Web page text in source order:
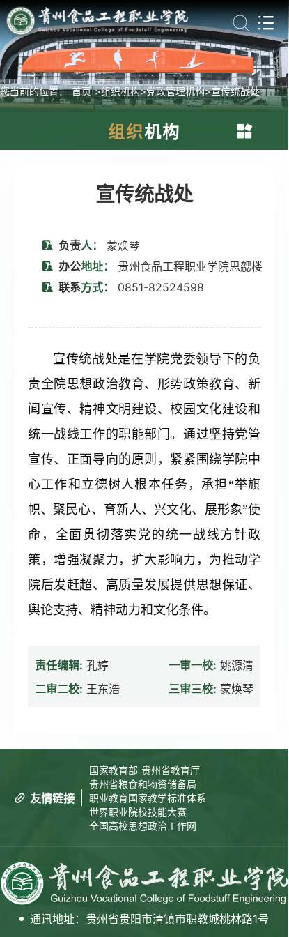
组织机构
您当前的位置： 首页 >组织机构>党政管理机构>宣传统战处
宣传统战处
发展规划处
财务处
教务处
招生就业处
国有资产管理处
科研处（学报编辑部）
纪检监察室
宣传统战处
负责人：
蒙焕琴
办公地址：
贵州食品工程职业学院思勰楼
联系方式： 0851-82524598
宣传统战处是在学院党委领导下的负
责全院思想政治教育、形势政策教育、新
闻宣传、精神文明建设、校园文化建设和
统一战线工作的职能部门。通过坚持党管
宣传、正面导向的原则，紧紧围绕学院中
心工作和立德树人根本任务，承担“举旗
帜、聚民心、育新人、兴文化、展形象”使
命，全面贯彻落实党的统一战线方针政
策，增强凝聚力，扩大影响力，为推动学
院后发赶超、高质量发展提供思想保证、
舆论支持、精神动力和文化条件。
责任编辑: 孔婷 一审一校: 姚源清
二审二校: 王东浩 三审三校: 蒙焕琴
友情链接
国家教育部 贵州省教育厅
贵州省粮食和物资储备局
职业教育国家教学标准体系
世界职业院校技能大赛
全国高校思想政治工作网
通讯地址：贵州省贵阳市清镇市职教城桃林路1号